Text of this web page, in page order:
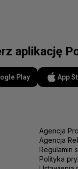
aplikację
Play App
Agencja
Agencja
Regulamin
Polityka